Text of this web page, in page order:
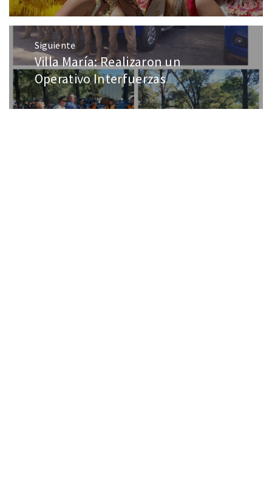
Siguiente
Villa María: Realizaron un
Operativo Interfuerzas